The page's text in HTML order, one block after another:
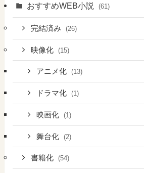
おすすめWEB小説 (61)
完結済み (26)
映像化 (15)
アニメ化 (13)
ドラマ化 (1)
映画化 (1)
舞台化 (2)
書籍化 (54)